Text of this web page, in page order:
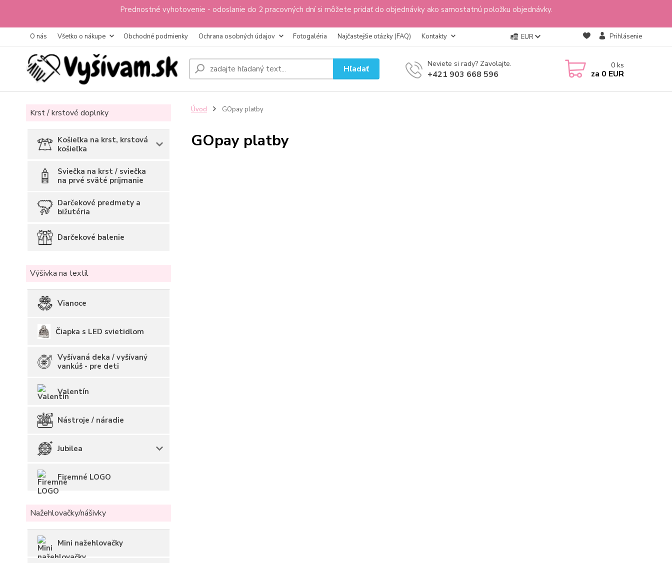
Prednostné vyhotovenie - odoslanie do 2 pracovných dní si môžete pridať do objednávky ako samostatnú položku objednávky.
O nás Všetko o nákupe Obchodné podmienky Ochrana osobných údajov Fotogaléria Najčastejšie otázky (FAQ) Kontakty EUR Prihlásenie
Hľadať Neviete si rady? Zavolajte.
+421 903 668 596
0 ks
za 0 EUR
Krst / krstové doplnky
Košieľka na krst, krstová
košieľka
Sviečka na krst / sviečka
na prvé sväté príjmanie
Darčekové predmety a
bižutéria
Darčekové balenie
Výšivka na textil
Vianoce
Čiapka s LED svietidlom
Vyšívaná deka / vyšívaný
vankúš - pre deti
Valentín
Nástroje / náradie
Jubilea
Firemné LOGO
Nažehlovačky/nášivky
Mini nažehlovačky
Úvod GOpay platby
GOpay platby